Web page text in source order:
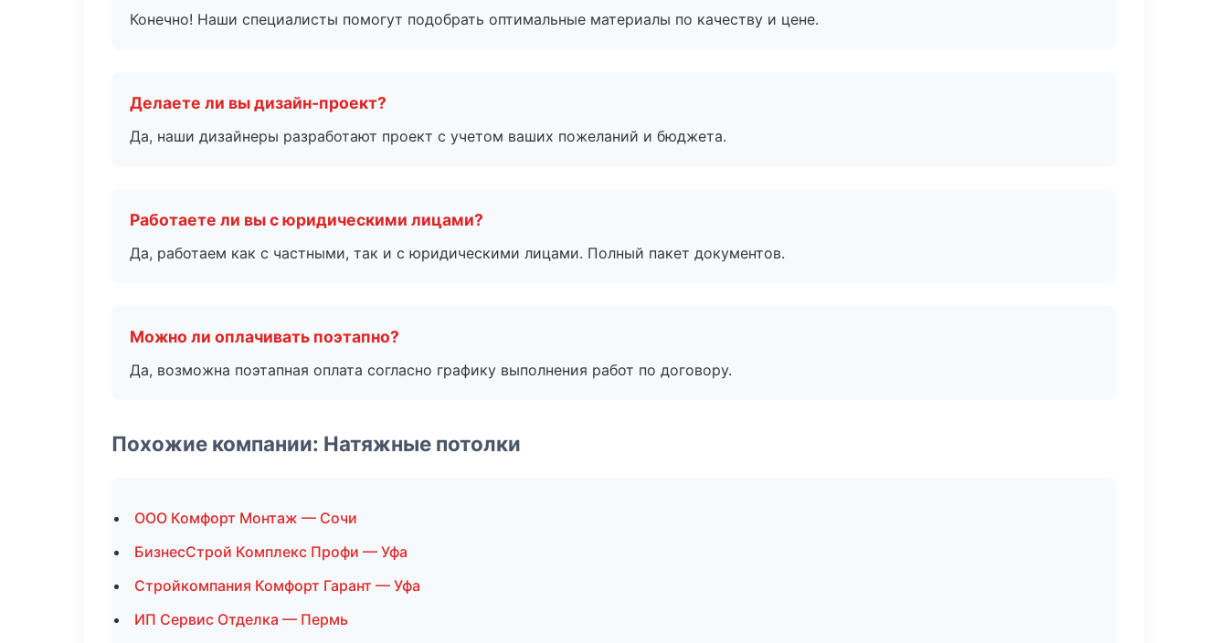
Конечно! Наши специалисты помогут подобрать оптимальные материалы по качеству и цене.
Делаете ли вы дизайн-проект?
Да, наши дизайнеры разработают проект с учетом ваших пожеланий и бюджета.
Работаете ли вы с юридическими лицами?
Да, работаем как с частными, так и с юридическими лицами. Полный пакет документов.
Можно ли оплачивать поэтапно?
Да, возможна поэтапная оплата согласно графику выполнения работ по договору.
Похожие компании: Натяжные потолки
ООО Комфорт Монтаж — Сочи
БизнесСтрой Комплекс Профи — Уфа
Стройкомпания Комфорт Гарант — Уфа
ИП Сервис Отделка — Пермь